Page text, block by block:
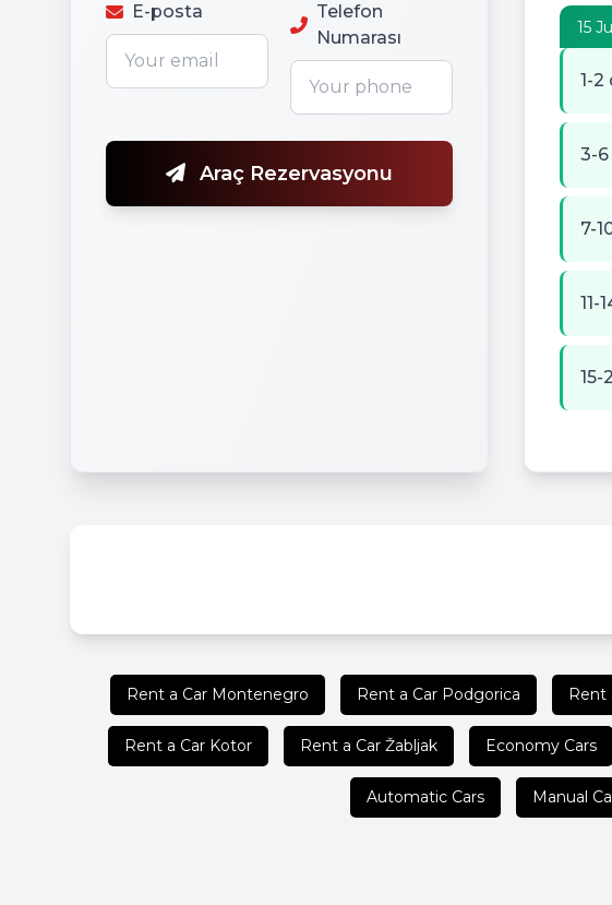
E-posta
Telefon
Numarası
Araç Rezervasyonu
15
1-2
3-
7-
11-
15-
Rent a Car Montenegro Rent a Car Podgorica Rent
Rent a Car Kotor Rent a Car Žabljak Economy Cars
Automatic Cars Manual